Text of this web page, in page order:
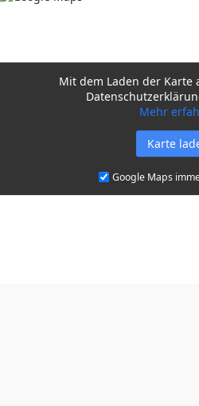
Mit dem Laden der Karte
Mehr
Karte
Google Maps